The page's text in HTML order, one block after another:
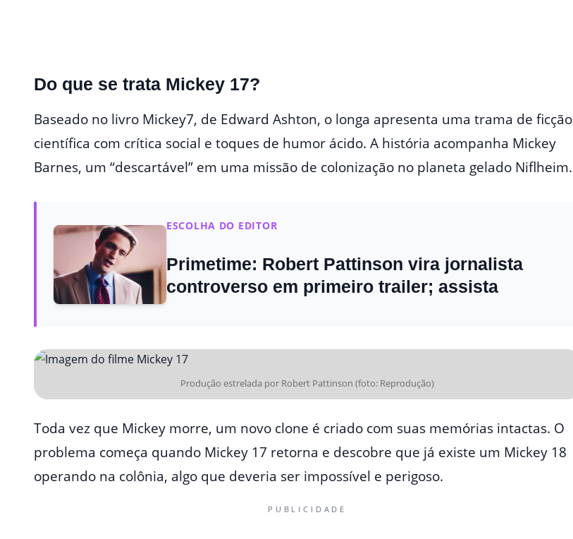
Do que se trata Mickey 17?
Baseado no livro Mickey7, de Edward Ashton, o longa apresenta uma trama de ficção
científica com crítica social e toques de humor ácido. A história acompanha Mickey
Barnes, um “descartável” em uma missão de colonização no planeta gelado Niflheim.
ESCOLHA DO EDITOR
Primetime: Robert Pattinson vira jornalista
controverso em primeiro trailer; assista
Produção estrelada por Robert Pattinson (foto: Reprodução)
Toda vez que Mickey morre, um novo clone é criado com suas memórias intactas. O
problema começa quando Mickey 17 retorna e descobre que já existe um Mickey 18
operando na colônia, algo que deveria ser impossível e perigoso.
PUBLICIDADE